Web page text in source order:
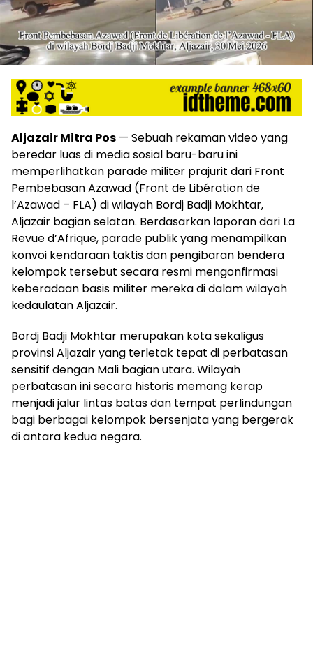
Aljazair Mitra Pos — Sebuah rekaman video yang
beredar luas di media sosial baru-baru ini
memperlihatkan parade militer prajurit dari Front
Pembebasan Azawad (Front de Libération de
l’Azawad – FLA) di wilayah Bordj Badji Mokhtar,
Aljazair bagian selatan. Berdasarkan laporan dari La
Revue d’Afrique, parade publik yang menampilkan
konvoi kendaraan taktis dan pengibaran bendera
kelompok tersebut secara resmi mengonfirmasi
keberadaan basis militer mereka di dalam wilayah
kedaulatan Aljazair.
Bordj Badji Mokhtar merupakan kota sekaligus
provinsi Aljazair yang terletak tepat di perbatasan
sensitif dengan Mali bagian utara. Wilayah
perbatasan ini secara historis memang kerap
menjadi jalur lintas batas dan tempat perlindungan
bagi berbagai kelompok bersenjata yang bergerak
di antara kedua negara.